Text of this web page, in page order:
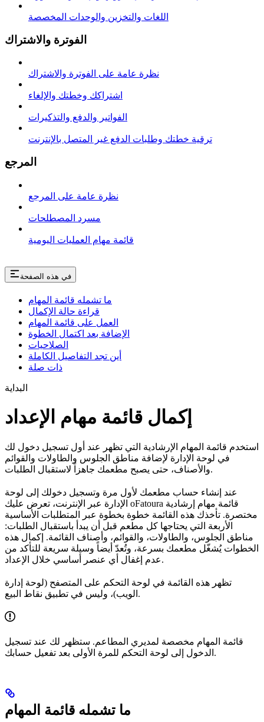
اللغات والتخزين والوحدات المخصصة
الفوترة والاشتراك
نظرة عامة على الفوترة والاشتراك
اشتراكك وخطتك والإلغاء
الفواتير والدفع والتذكيرات
ترقية خطتك وطلبات الدفع غير المتصل بالإنترنت
المرجع
نظرة عامة على المرجع
مسرد المصطلحات
قائمة مهام العمليات اليومية
في هذه الصفحة
ما تشمله قائمة المهام
قراءة حالة الإكمال
العمل على قائمة المهام
الإضافة بعد اكتمال الخطوة
الصلاحيات
أين تجد التفاصيل الكاملة
ذات صلة
البداية
إكمال قائمة مهام الإعداد
استخدم قائمة المهام الإرشادية التي تظهر عند أول تسجيل دخول لك
في لوحة الإدارة لإضافة مناطق الجلوس والطاولات والقوائم
والأصناف، حتى يصبح مطعمك جاهزاً لاستقبال الطلبات.
عند إنشاء حساب مطعمك لأول مرة وتسجيل دخولك إلى لوحة
الإدارة عبر الإنترنت، تعرض عليك oFatoura قائمة مهام إرشادية
مختصرة. تأخذك هذه القائمة خطوة بخطوة عبر المتطلبات الأساسية
الأربعة التي يحتاجها كل مطعم قبل أن يبدأ باستقبال الطلبات:
مناطق الجلوس، والطاولات، والقوائم، وأصناف القائمة. إكمال هذه
الخطوات يُشغّل مطعمك بسرعة، وتُعدّ أيضاً وسيلة سريعة للتأكد من
عدم إغفال أي عنصر أساسي خلال الإعداد.
تظهر هذه القائمة في لوحة التحكم على المتصفح (لوحة إدارة
الويب)، وليس في تطبيق نقاط البيع.
قائمة المهام مخصصة لمديري المطاعم. ستظهر لك عند تسجيل
الدخول إلى لوحة التحكم للمرة الأولى بعد تفعيل حسابك.
ما تشمله قائمة المهام